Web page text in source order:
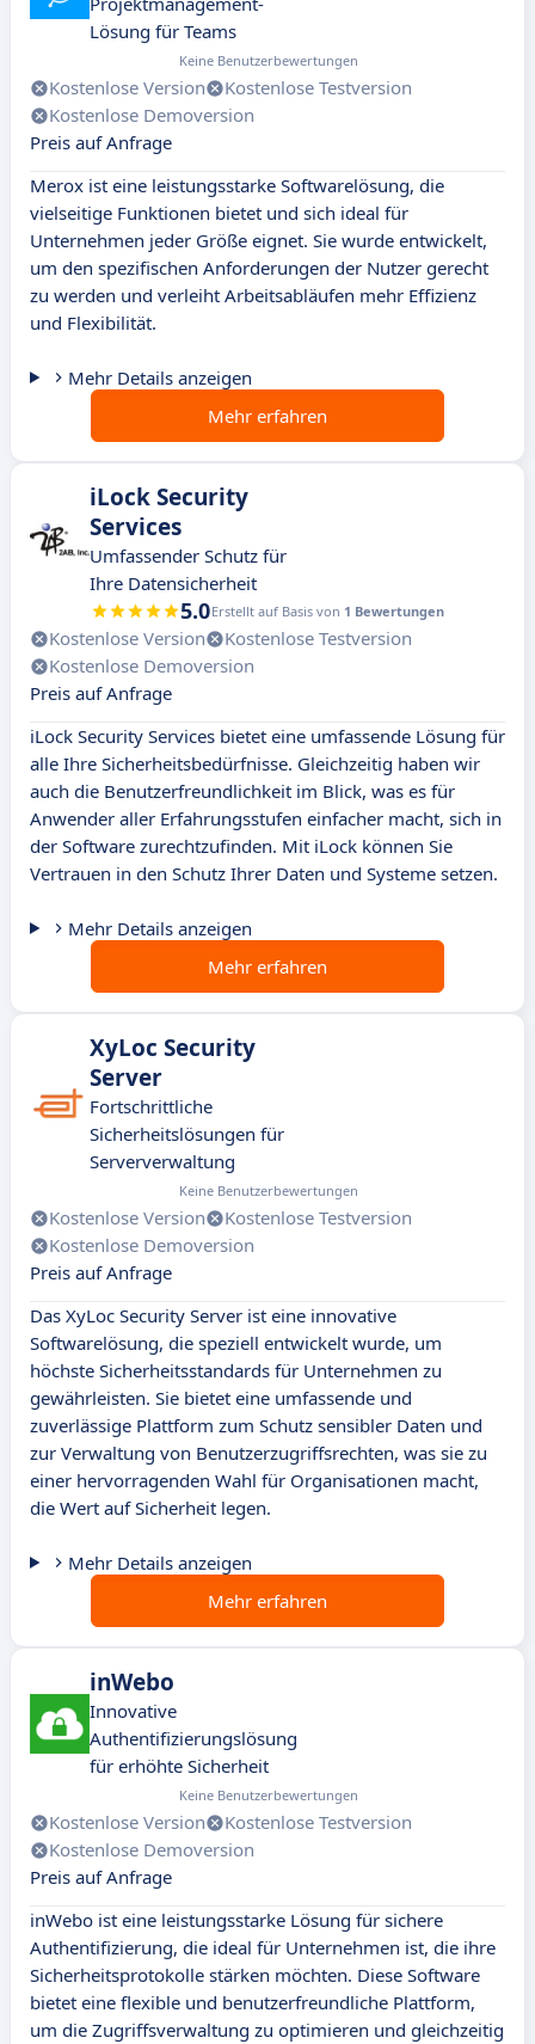
Lösung für Teams
Keine Benutzerbewertungen
Kostenlose Version
Kostenlose Testversion
Kostenlose Demoversion
Preis auf Anfrage
Merox ist eine leistungsstarke Softwarelösung, die
vielseitige Funktionen bietet und sich ideal für
Unternehmen jeder Größe eignet. Sie wurde entwickelt,
um den spezifischen Anforderungen der Nutzer gerecht
zu werden und verleiht Arbeitsabläufen mehr Effizienz
und Flexibilität.
Mehr Details anzeigen
Mehr erfahren
iLock Security
Services
Umfassender Schutz für
Ihre Datensicherheit
5.0Erstellt auf Basis von 1 Bewertungen
Kostenlose Version
Kostenlose Testversion
Kostenlose Demoversion
Preis auf Anfrage
iLock Security Services bietet eine umfassende Lösung für
alle Ihre Sicherheitsbedürfnisse. Gleichzeitig haben wir
auch die Benutzerfreundlichkeit im Blick, was es für
Anwender aller Erfahrungsstufen einfacher macht, sich in
der Software zurechtzufinden. Mit iLock können Sie
Vertrauen in den Schutz Ihrer Daten und Systeme setzen.
Mehr Details anzeigen
Mehr erfahren
XyLoc Security
Server
Fortschrittliche
Sicherheitslösungen für
Serververwaltung
Keine Benutzerbewertungen
Kostenlose Version
Kostenlose Testversion
Kostenlose Demoversion
Preis auf Anfrage
Das XyLoc Security Server ist eine innovative
Softwarelösung, die speziell entwickelt wurde, um
höchste Sicherheitsstandards für Unternehmen zu
gewährleisten. Sie bietet eine umfassende und
zuverlässige Plattform zum Schutz sensibler Daten und
zur Verwaltung von Benutzerzugriffsrechten, was sie zu
einer hervorragenden Wahl für Organisationen macht,
die Wert auf Sicherheit legen.
Mehr Details anzeigen
Mehr erfahren
inWebo
Innovative
Authentifizierungslösung
für erhöhte Sicherheit
Keine Benutzerbewertungen
Kostenlose Version
Kostenlose Testversion
Kostenlose Demoversion
Preis auf Anfrage
inWebo ist eine leistungsstarke Lösung für sichere
Authentifizierung, die ideal für Unternehmen ist, die ihre
Sicherheitsprotokolle stärken möchten. Diese Software
bietet eine flexible und benutzerfreundliche Plattform,
um die Zugriffsverwaltung zu optimieren und gleichzeitig